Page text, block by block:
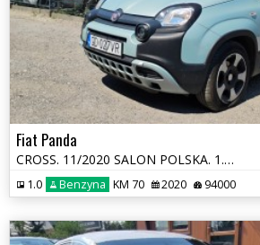
Fiat Panda
CROSS. 11/2020 SALON POLSKA. 1.0 HYBRID. Uszkodzony bok. Jeździ.
1.0 Benzyna KM 70 2020 94000